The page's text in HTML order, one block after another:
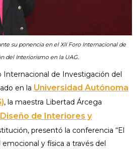
su ponencia en el XII Foro Internacional de
del Interiorismo en la UAG.
Internacional de Investigación del
en la Universidad Autónoma
, la maestra Libertad Árcega
Diseño de Interiores y
presentó la conferencia “El
y física a través del